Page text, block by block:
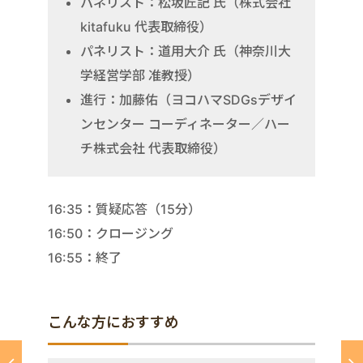
kitafuku 代表取締役）
パネリスト：道用大介 氏（神奈川大
学経営学部 准教授）
進行：加藤佑（ヨコハマSDGsデザイ
ンセンター コーディネーター／ハー
チ株式会社 代表取締役）
16:35：質疑応答（15分）
16:50：クロージング
16:55：終了
こんな方におすすめ